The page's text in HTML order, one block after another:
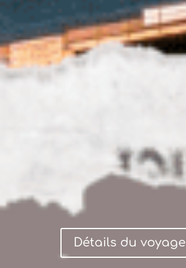
Détails du voyage